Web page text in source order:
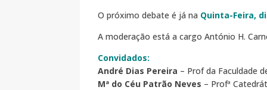
O próximo debate é já na Quinta-Feira,
A moderação está a cargo António H.
Convidados:
André Dias Pereira – Prof da Faculdade
Mª do Céu Patrão Neves – Profª